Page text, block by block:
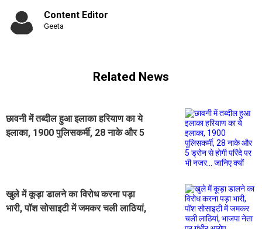
Content Editor
Geeta
Related News
छावनी में तब्दील हुआ इलाका हरियाण का ये
इलाका, 1900 पुलिसकर्मी, 28 नाके और 5
खुले में कूड़ा डालने का विरोध करना पड़ा
भारी, पॉश सोसाइटी में जमकर चली लाठियां,